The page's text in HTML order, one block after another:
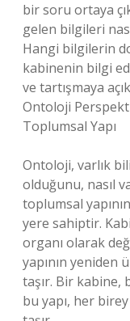
bir soru ortaya
gelen bilgileri
Hangi bilgilerin
kabinenin bilgi
ve tartışmaya
Ontoloji
Toplumsal Yapı
Ontoloji, varlık
olduğunu, nasıl
toplumsal
yere sahiptir.
organı olarak
yapının yeniden
taşır. Bir kabine,
bu yapı, her